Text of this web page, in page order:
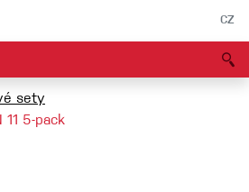
CZ
sety
11 5-pack